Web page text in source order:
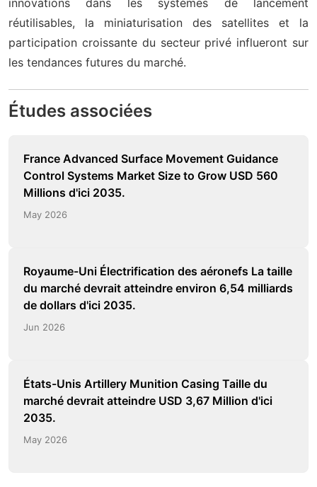
réutilisables, la miniaturisation des satellites et la
participation croissante du secteur privé influeront sur
les tendances futures du marché.
Études associées
France Advanced Surface Movement Guidance
Control Systems Market Size to Grow USD 560
Millions d'ici 2035.
May 2026
Royaume-Uni Électrification des aéronefs La taille
du marché devrait atteindre environ 6,54 milliards
de dollars d'ici 2035.
Jun 2026
États-Unis Artillery Munition Casing Taille du
marché devrait atteindre USD 3,67 Million d'ici
2035.
May 2026